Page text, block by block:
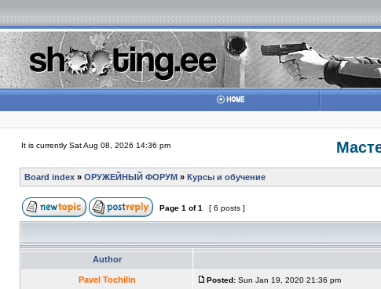
It is currently Sat Aug 08, 2026 14:36 pm
Board index » ОРУЖЕЙНЫЙ ФОРУМ » Курсы и обучение
Page 1 of1 [ 6 posts ]
Author
Pavel Tochilin Posted: Sun Jan 19, 2020 21:36 pm